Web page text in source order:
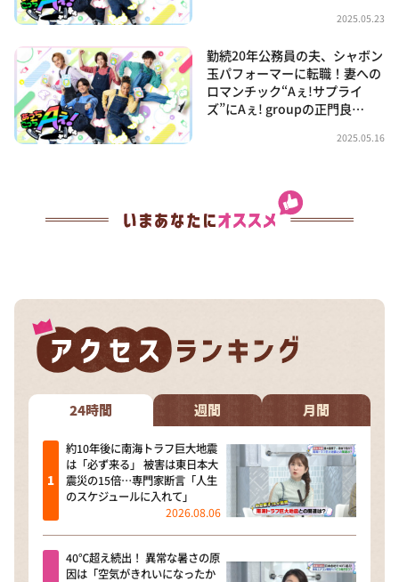
2025.05.23
勤続20年公務員の夫、シャボン
玉パフォーマーに転職！妻への
ロマンチック“Aぇ!サプライ
ズ”にAぇ! groupの正門良…
2025.05.16
24時間 週間 月間
約10年後に南海トラフ巨大地震
は「必ず来る」 被害は東日本大
震災の15倍…専門家断言「人生
のスケジュールに入れて」
2026.08.06
40℃超え続出！ 異常な暑さの原
因は「空気がきれいになったか